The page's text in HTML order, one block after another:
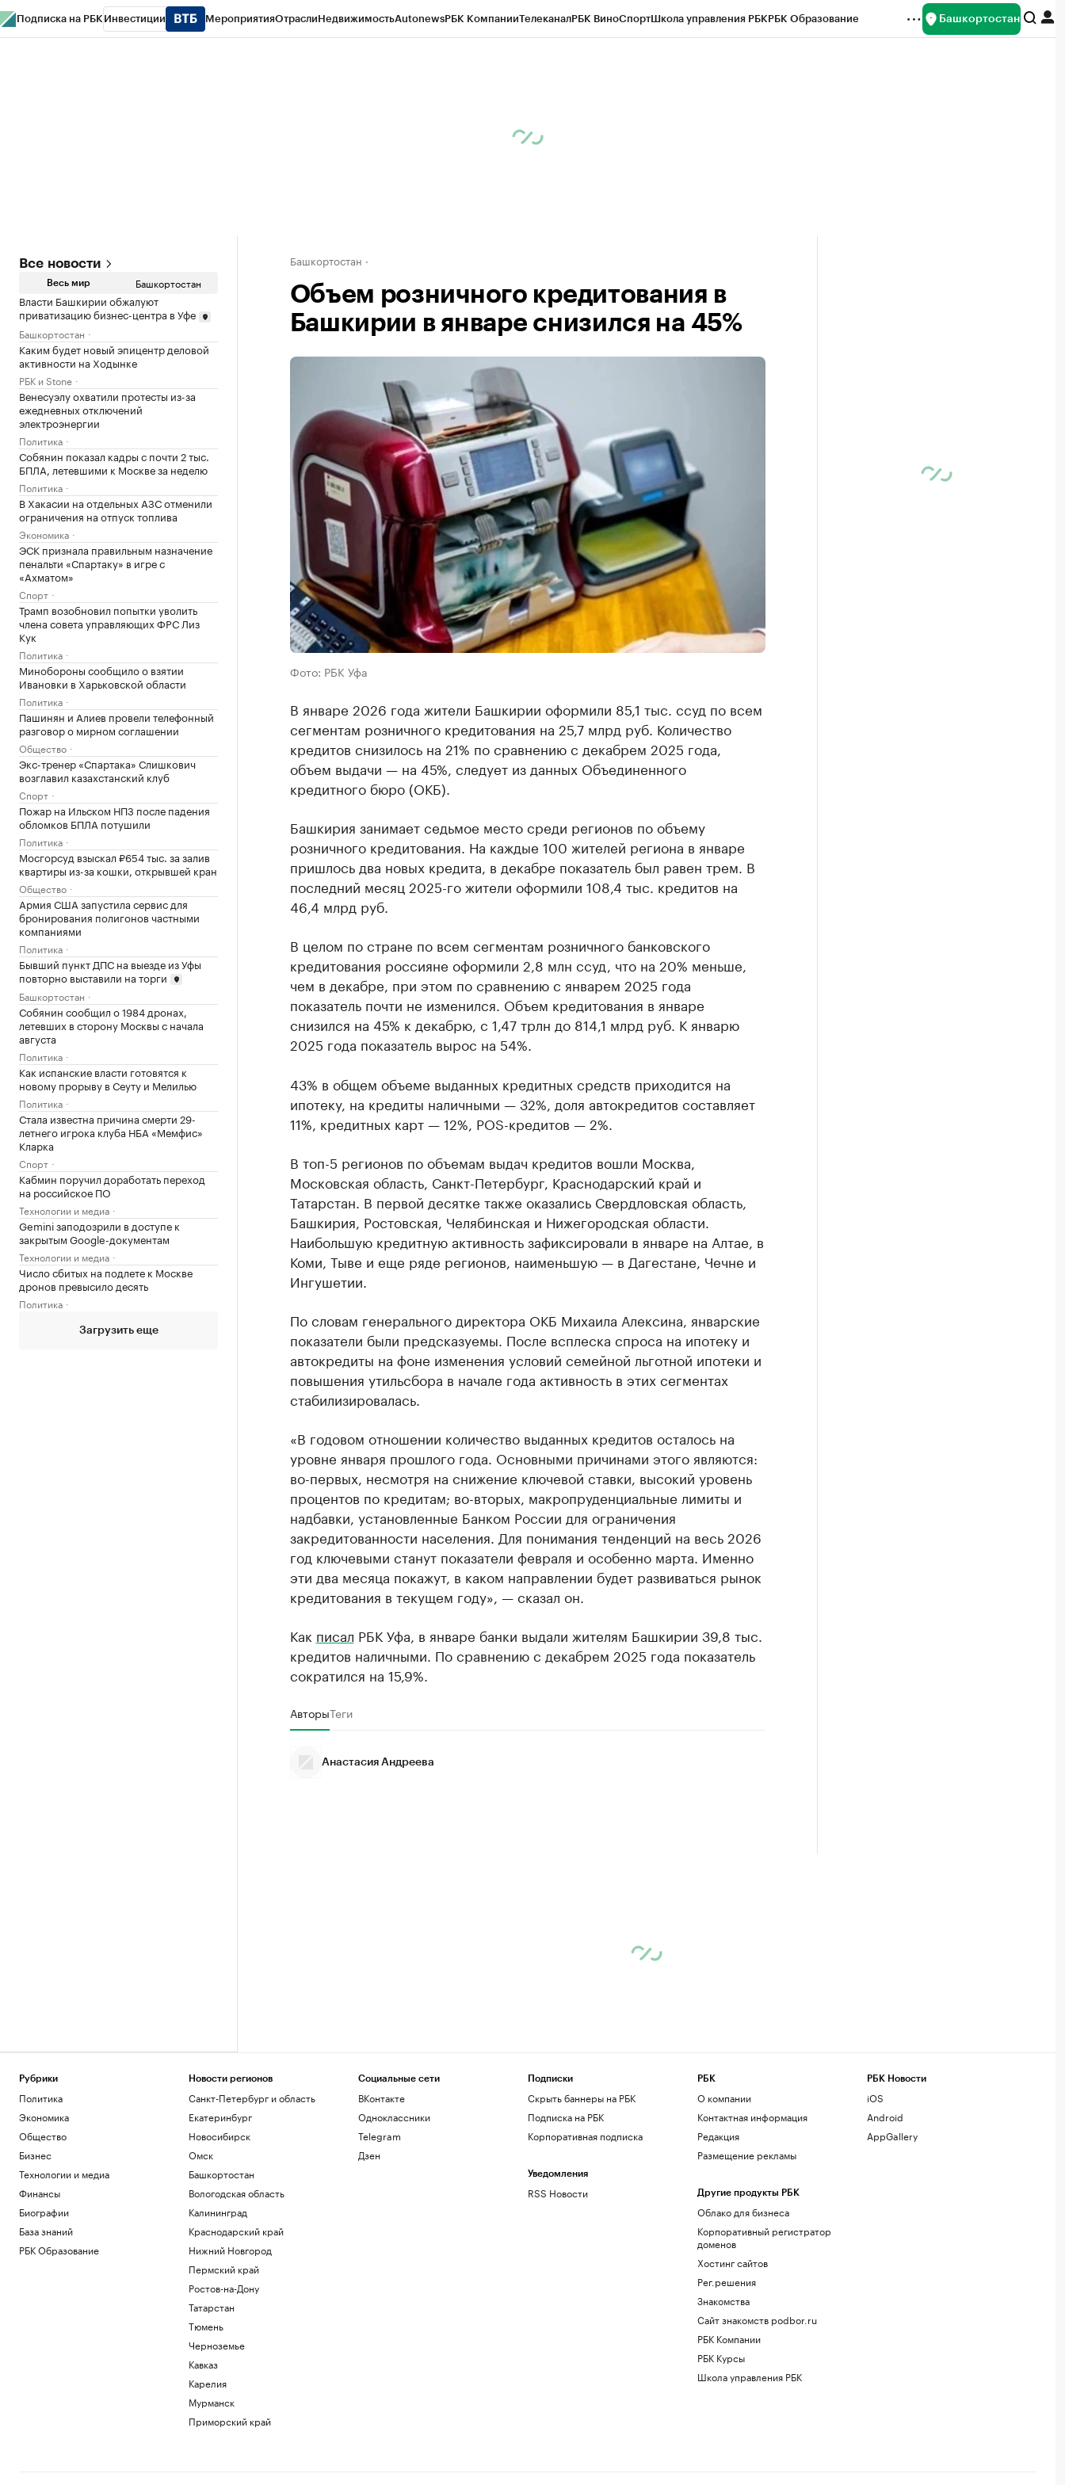
Подписка на РБК Инвестиции МероприятияОтраслиНедвижимостьAutonewsРБК КомпанииТелеканалРБК ВиноСпортШкола управления РБКРБК Образование Башкортостан
Все новости
Весь мир Башкортостан
Власти Башкирии обжалуют
приватизацию бизнес-центра в Уфе
Башкортостан
Каким будет новый эпицентр деловой
активности на Ходынке
РБК и Stone
Венесуэлу охватили протесты из-за
ежедневных отключений
электроэнергии
Политика
Собянин показал кадры с почти 2 тыс.
БПЛА, летевшими к Москве за неделю
Политика
В Хакасии на отдельных АЗС отменили
ограничения на отпуск топлива
Экономика
ЭСК признала правильным назначение
пенальти «Спартаку» в игре с
«Ахматом»
Спорт
Трамп возобновил попытки уволить
члена совета управляющих ФРС Лиз
Кук
Политика
Минобороны сообщило о взятии
Ивановки в Харьковской области
Политика
Пашинян и Алиев провели телефонный
разговор о мирном соглашении
Общество
Экс-тренер «Спартака» Слишкович
возглавил казахстанский клуб
Спорт
Пожар на Ильском НПЗ после падения
обломков БПЛА потушили
Политика
Мосгорсуд взыскал ₽654 тыс. за залив
квартиры из-за кошки, открывшей кран
Общество
Армия США запустила сервис для
бронирования полигонов частными
компаниями
Политика
Бывший пункт ДПС на выезде из Уфы
повторно выставили на торги
Башкортостан
Собянин сообщил о 1984 дронах,
летевших в сторону Москвы с начала
августа
Политика
Как испанские власти готовятся к
новому прорыву в Сеуту и Мелилью
Политика
Стала известна причина смерти 29-
летнего игрока клуба НБА «Мемфис»
Кларка
Спорт
Кабмин поручил доработать переход
на российское ПО
Технологии и медиа
Gemini заподозрили в доступе к
закрытым Google-документам
Технологии и медиа
Число сбитых на подлете к Москве
дронов превысило десять
Политика
Загрузить еще
Башкортостан
Объем розничного кредитования в
Башкирии в январе снизился на 45%
Фото: РБК Уфа
В январе 2026 года жители Башкирии оформили 85,1 тыс. ссуд по всем
сегментам розничного кредитования на 25,7 млрд руб. Количество
кредитов снизилось на 21% по сравнению с декабрем 2025 года,
объем выдачи — на 45%, следует из данных Объединенного
кредитного бюро (ОКБ).
Башкирия занимает седьмое место среди регионов по объему
розничного кредитования. На каждые 100 жителей региона в январе
пришлось два новых кредита, в декабре показатель был равен трем. В
последний месяц 2025-го жители оформили 108,4 тыс. кредитов на
46,4 млрд руб.
В целом по стране по всем сегментам розничного банковского
кредитования россияне оформили 2,8 млн ссуд, что на 20% меньше,
чем в декабре, при этом по сравнению с январем 2025 года
показатель почти не изменился. Объем кредитования в январе
снизился на 45% к декабрю, с 1,47 трлн до 814,1 млрд руб. К январю
2025 года показатель вырос на 54%.
43% в общем объеме выданных кредитных средств приходится на
ипотеку, на кредиты наличными — 32%, доля автокредитов составляет
11%, кредитных карт — 12%, POS-кредитов — 2%.
В топ-5 регионов по объемам выдач кредитов вошли Москва,
Московская область, Санкт-Петербург, Краснодарский край и
Татарстан. В первой десятке также оказались Свердловская область,
Башкирия, Ростовская, Челябинская и Нижегородская области.
Наибольшую кредитную активность зафиксировали в январе на Алтае, в
Коми, Тыве и еще ряде регионов, наименьшую — в Дагестане, Чечне и
Ингушетии.
По словам генерального директора ОКБ Михаила Алексина, январские
показатели были предсказуемы. После всплеска спроса на ипотеку и
автокредиты на фоне изменения условий семейной льготной ипотеки и
повышения утильсбора в начале года активность в этих сегментах
стабилизировалась.
«В годовом отношении количество выданных кредитов осталось на
уровне января прошлого года. Основными причинами этого являются:
во-первых, несмотря на снижение ключевой ставки, высокий уровень
процентов по кредитам; во-вторых, макропруденциальные лимиты и
надбавки, установленные Банком России для ограничения
закредитованности населения. Для понимания тенденций на весь 2026
год ключевыми станут показатели февраля и особенно марта. Именно
эти два месяца покажут, в каком направлении будет развиваться рынок
кредитования в текущем году», — сказал он.
Как писал РБК Уфа, в январе банки выдали жителям Башкирии 39,8 тыс.
кредитов наличными. По сравнению с декабрем 2025 года показатель
сократился на 15,9%.
АвторыТеги
Анастасия Андреева
Рубрики
Политика
Экономика
Общество
Бизнес
Технологии и медиа
Финансы
Биографии
База знаний
РБК Образование
Новости регионов
Санкт-Петербург и область
Екатеринбург
Новосибирск
Омск
Башкортостан
Вологодская область
Калининград
Краснодарский край
Нижний Новгород
Пермский край
Ростов-на-Дону
Татарстан
Тюмень
Черноземье
Кавказ
Карелия
Мурманск
Приморский край
Социальные сети
ВКонтакте
Одноклассники
Telegram
Дзен
Подписки
Скрыть баннеры на РБК
Подписка на РБК
Корпоративная подписка
Уведомления
RSS Новости
РБК
О компании
Контактная информация
Редакция
Размещение рекламы
Другие продукты РБК
Облако для бизнеса
Корпоративный регистратор
доменов
Хостинг сайтов
Рег.решения
Знакомства
Сайт знакомств podbor.ru
РБК Компании
РБК Курсы
Школа управления РБК
РБК Новости
iOS
Android
AppGallery